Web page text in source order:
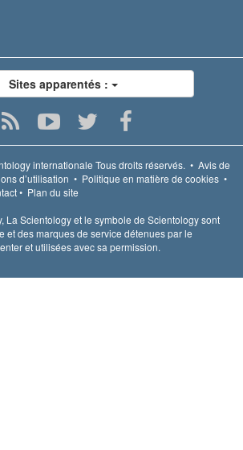
Sites apparentés :
internationale Tous droits réservés. • Avis de
d’utilisation • Politique en matière de cookies •
• Plan du site
La Scientology et le symbole de Scientology sont
et des marques de service détenues par le
et utilisées avec sa permission.